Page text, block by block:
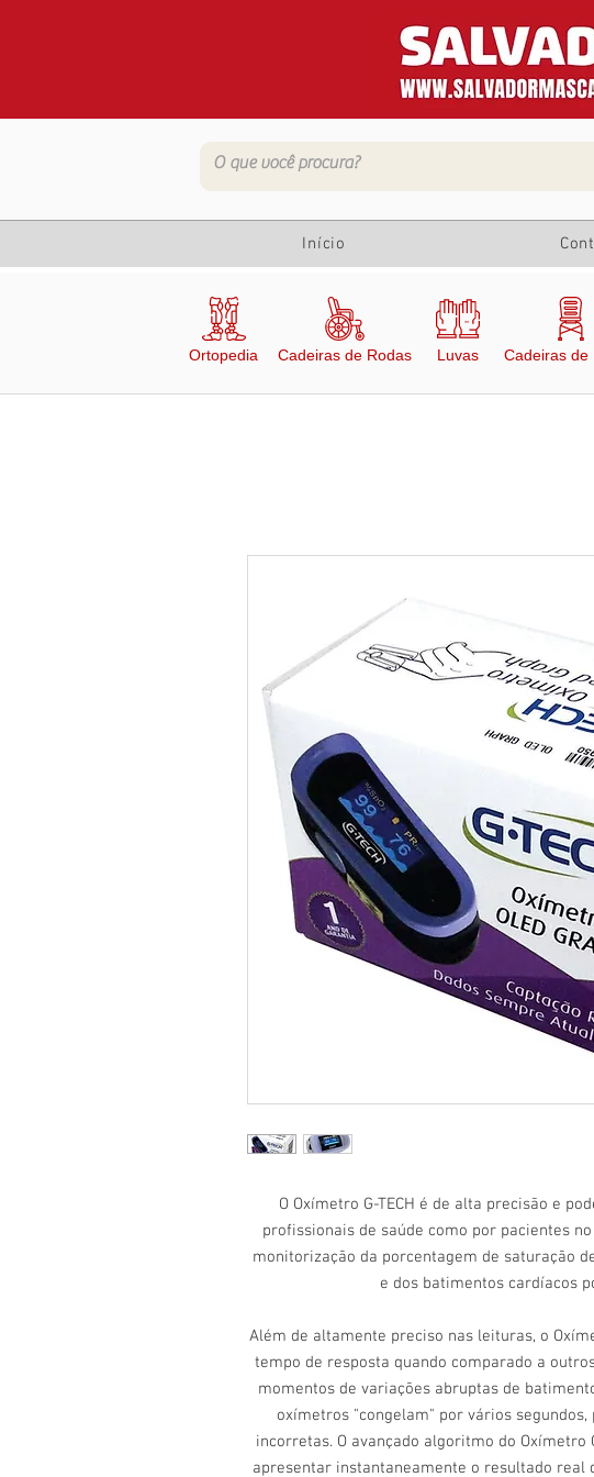
Início
Ortopedia Cadeiras de Rodas Luvas Cadeiras de
O Oxímetro G-TECH é de alta precisão e
profissionais de saúde como por pacientes
monitorização da porcentagem de saturação
e dos batimentos cardíacos
Além de altamente preciso nas leituras, o
tempo de resposta quando comparado a
momentos de variações abruptas de
oxímetros "congelam" por vários
incorretas. O avançado algoritmo do Oxímetro
apresentar instantaneamente o resultado real